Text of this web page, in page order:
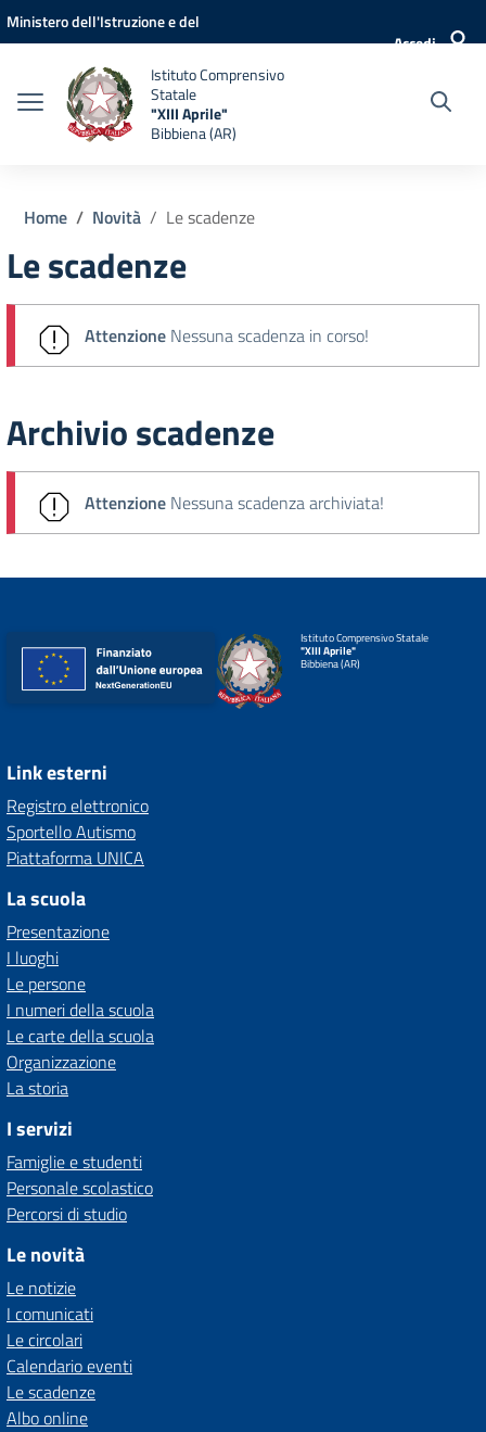
Vai ai contenuti
Vai al menu di navigazione
Vai al footer
Ministero dell'Istruzione e del
Accedi
Istituto Comprensivo
Statale
"XIII Aprile"
Bibbiena (AR)
Home Novità Le scadenze
Le scadenze
Attenzione Nessuna scadenza in corso!
Archivio scadenze
Attenzione Nessuna scadenza archiviata!
Istituto Comprensivo Statale
"XIII Aprile"
Bibbiena (AR)
Link esterni
Registro elettronico
Sportello Autismo
Piattaforma UNICA
La scuola
Presentazione
I luoghi
Le persone
I numeri della scuola
Le carte della scuola
Organizzazione
La storia
I servizi
Famiglie e studenti
Personale scolastico
Percorsi di studio
Le novità
Le notizie
I comunicati
Le circolari
Calendario eventi
Le scadenze
Albo online